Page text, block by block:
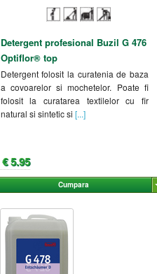
Detergent profesional Buzil G 476
Optiflor® top
Detergent folosit la curatenia de baza
a covoarelor si mochetelor. Poate fi
folosit la curatarea textilelor cu fir
natural si sintetic si [...]
€ 5.95
Cumpara